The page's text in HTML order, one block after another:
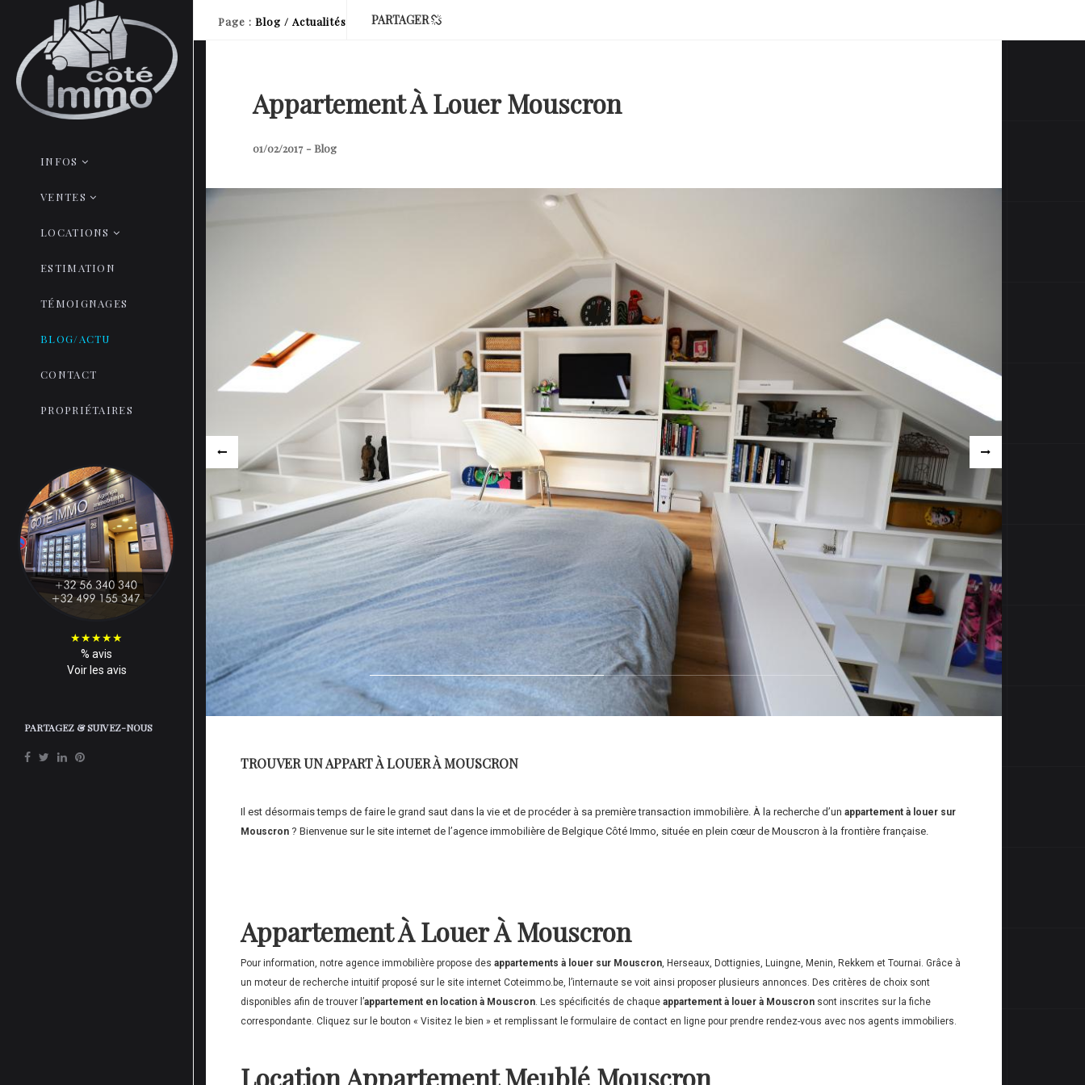
INFOS
VENTES
LOCATIONS
ESTIMATION
TÉMOIGNAGES
BLOG/ACTU
CONTACT
PROPRIÉTAIRES
★★★★★
% avis
Voir les avis
PARTAGEZ & SUIVEZ-NOUS
Page : Blog / Actualités PARTAGER
Appartement À Louer Mouscron
01/02/2017 - Blog
TROUVER UN APPART À LOUER À MOUSCRON
Il est désormais temps de faire le grand saut dans la vie et de procéder à sa première transaction immobilière. À la recherche d’un appartement à louer sur
Mouscron? Bienvenue sur le site internet de l’agence immobilière de Belgique Côté Immo, située en plein cœur de Mouscron à la frontière française.
Appartement À Louer À Mouscron
Pour information, notre agence immobilière propose des appartements à louer sur Mouscron, Herseaux, Dottignies, Luingne, Menin, Rekkem et Tournai. Grâce à
un moteur de recherche intuitif proposé sur le site internet Coteimmo.be, l’internaute se voit ainsi proposer plusieurs annonces. Des critères de choix sont
disponibles afin de trouver l’appartement en location à Mouscron. Les spécificités de chaque appartement à louer à Mouscronsont inscrites sur la fiche
correspondante. Cliquez sur le bouton « Visitez le bien » et remplissant le formulaire de contact en ligne pour prendre rendez-vous avec nos agents immobiliers.
Location Appartement Meublé Mouscron